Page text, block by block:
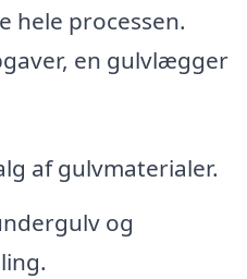
hele processen.
en gulvlægger
af gulvmaterialer.
og